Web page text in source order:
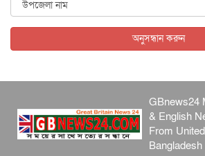
আন্তর্জাতিক
অনুসন্ধান করুন
GBnews24
& English
From
Bangladesh